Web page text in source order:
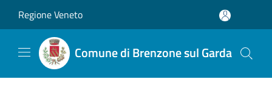
Regione Veneto
Comune di Brenzone sul Garda